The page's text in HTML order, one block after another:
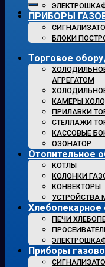
ПРИБОРЫ
БЛОКИ
Торговое
АГРЕГАТОМ
КАМЕРЫ
ПРИЛАВКИ
СТЕЛЛАЖИ
КАССОВЫЕ
ОЗОНАТОР
Отопительное
КОТЛЫ
КОЛОНКИ
КОНВЕКТОРЫ
УСТРОЙСТВА
Хлебопекарное
ПЕЧИ
Приборы